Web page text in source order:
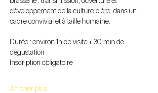
développement de la culture bière, dans un
cadre convivial et à taille humaine.
Durée : environ 1h de visite + 30 min de
dégustation
Inscription obligatoire
Afficher plus